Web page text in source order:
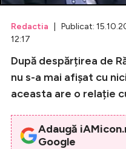
Redactia | Publicat:
12:17
După despărțirea de
nu s-a mai afișat cu
aceasta are o relație
Adaugă
Google